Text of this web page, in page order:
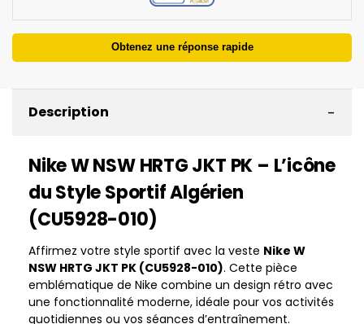
Obtenez une réponse rapide
Description -
Nike W NSW HRTG JKT PK – L’icône
du Style Sportif Algérien
(CU5928-010)
Affirmez votre style sportif avec la veste Nike W
NSW HRTG JKT PK (CU5928-010). Cette pièce
emblématique de Nike combine un design rétro avec
une fonctionnalité moderne, idéale pour vos activités
quotidiennes ou vos séances d’entraînement.